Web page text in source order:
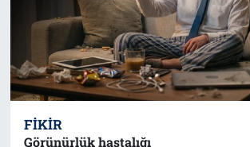
FIKIR
Görünürlük hastalığı